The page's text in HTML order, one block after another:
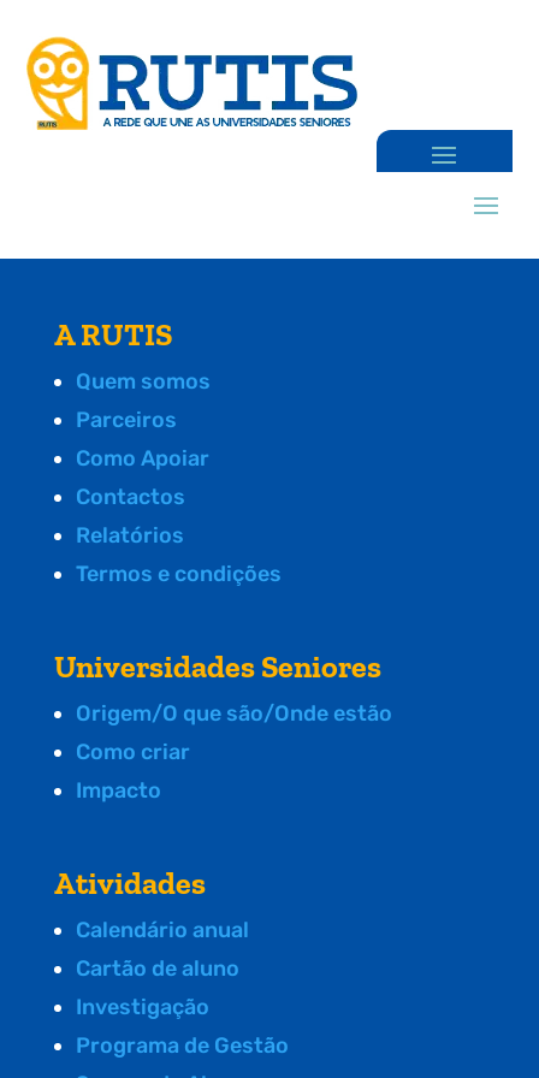
A RUTIS
Quem somos
Parceiros
Como Apoiar
Contactos
Relatórios
Termos e condições
Universidades Seniores
Origem/O que são/Onde estão
Como criar
Impacto
Atividades
Calendário anual
Cartão de aluno
Investigação
Programa de Gestão